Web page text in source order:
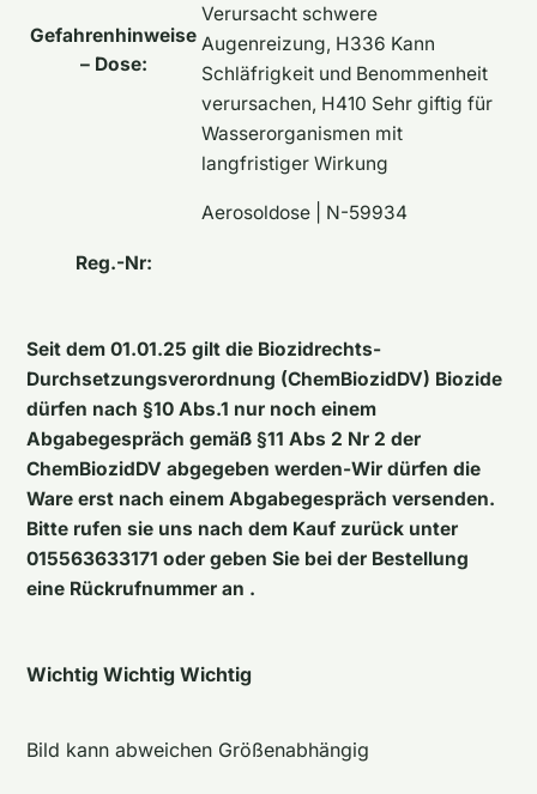
Gefahrenhinweise
– Dose:
Verursacht schwere
Augenreizung, H336 Kann
Schläfrigkeit und Benommenheit
verursachen, H410 Sehr giftig für
Wasserorganismen mit
langfristiger Wirkung
Reg.-Nr:
Aerosoldose | N-59934
Seit dem 01.01.25 gilt die Biozidrechts-
Durchsetzungsverordnung (ChemBiozidDV) Biozide
dürfen nach §10 Abs.1 nur noch einem
Abgabegespräch gemäß §11 Abs 2 Nr 2 der
ChemBiozidDV abgegeben werden-Wir dürfen die
Ware erst nach einem Abgabegespräch versenden.
Bitte rufen sie uns nach dem Kauf zurück unter
015563633171 oder geben Sie bei der Bestellung
eine Rückrufnummer an .
Wichtig Wichtig Wichtig
Bild kann abweichen Größenabhängig